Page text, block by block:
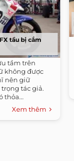
tầu bị cắm
tầm trên
không được
nên giữ
tác giả.
thỏa...
Xem thêm